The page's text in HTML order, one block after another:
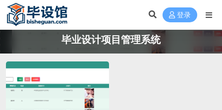
登录
毕业设计项目管理系统